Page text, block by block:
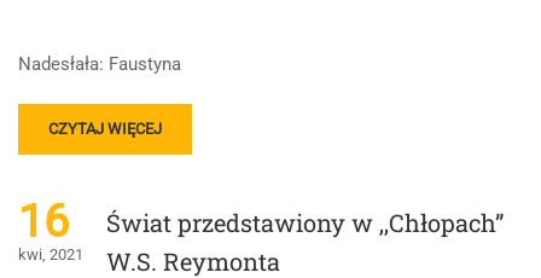
Nadesłała: Faustyna
READ
MORE
CHŁOPI-
MACIEJ
BORYNA
CZYTAJ WIĘCEJ
16
kwi, 2021
Świat przedstawiony w ,,Chłopach”
W.S. Reymonta